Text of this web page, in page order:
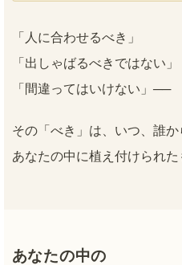
「人に合わせるべき」
「出しゃばるべきではない」
「間違ってはいけない」──
その「べき」は、いつ、誰か
あなたの中に植え付けられた
あなたの中の